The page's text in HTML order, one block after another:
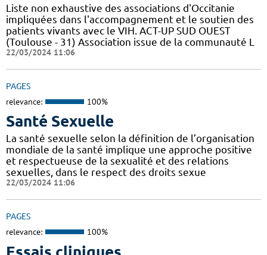
Liste non exhaustive des associations d'Occitanie
impliquées dans l'accompagnement et le soutien des
patients vivants avec le VIH. ACT-UP SUD OUEST
(Toulouse - 31) Association issue de la communauté L
22/03/2024 11:06
PAGES
relevance: 100%
Santé Sexuelle
La santé sexuelle selon la définition de l’organisation
mondiale de la santé implique une approche positive
et respectueuse de la sexualité et des relations
sexuelles, dans le respect des droits sexue
22/03/2024 11:06
PAGES
relevance: 100%